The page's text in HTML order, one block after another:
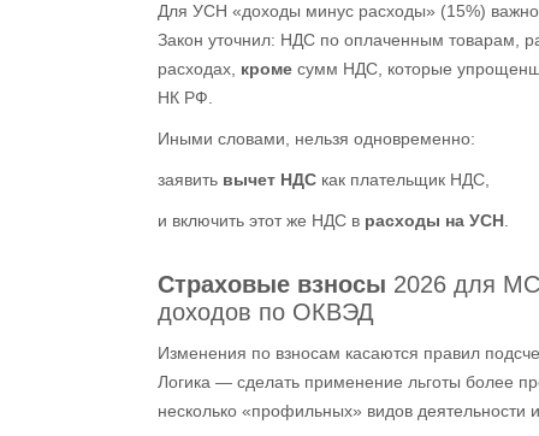
Для УСН «доходы минус расходы» (15%)
Закон уточнил: НДС по оплаченным товарам,
расходах, кроме сумм НДС, которые
НК РФ.
Иными словами, нельзя одновременно:
заявить вычет НДС как плательщик НДС,
и включить этот же НДС в расходы на УСН
Страховые взносы 2026 для
доходов по ОКВЭД
Изменения по взносам касаются правил
Логика — сделать применение льготы более
несколько «профильных» видов деятельности